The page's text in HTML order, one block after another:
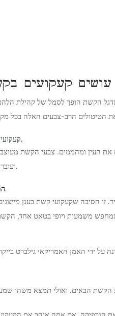
הקשת הופך לסמל של קהילת
קעקועים קשת הם יפים.
העין ומהממים. צבעי הקשת
ועוברים בצורה חלקה.
הם בעלי משמעות.
הסיבה שקעקועי קשת בענן
על ידי האמן האמריקאי גילברט